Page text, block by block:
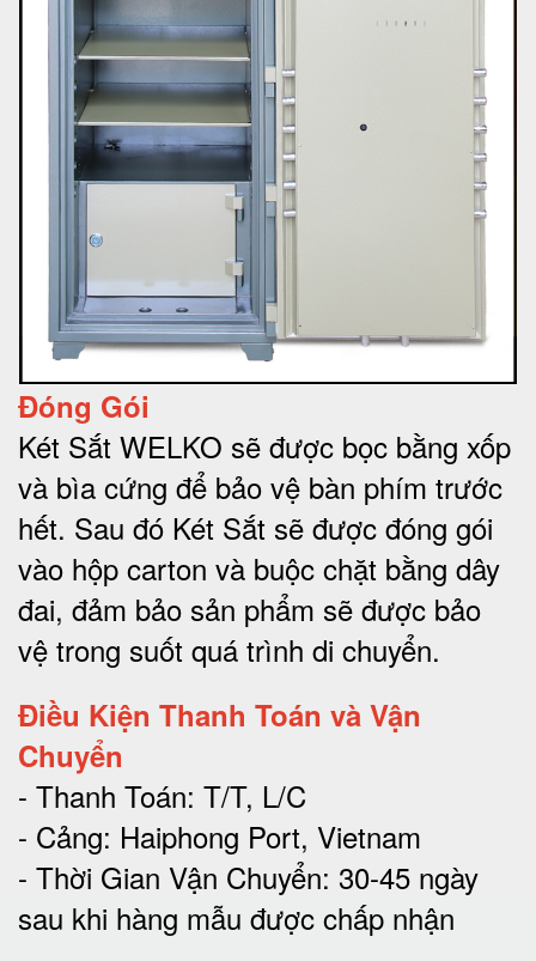
Đóng Gói
Két Sắt WELKO sẽ được bọc bằng xốp
và bìa cứng để bảo vệ bàn phím trước
hết. Sau đó Két Sắt sẽ được đóng gói
vào hộp carton và buộc chặt bằng dây
đai, đảm bảo sản phẩm sẽ được bảo
vệ trong suốt quá trình di chuyển.
Điều Kiện Thanh Toán và Vận
Chuyển
- Thanh Toán: T/T, L/C
- Cảng: Haiphong Port, Vietnam
- Thời Gian Vận Chuyển: 30-45 ngày
sau khi hàng mẫu được chấp nhận